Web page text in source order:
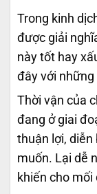
Trong kinh
được giải
này tốt hay
đây với
Thời vận của
đang ở giai
thuận lợi, diễn
muốn. Lại dễ
khiến cho mối